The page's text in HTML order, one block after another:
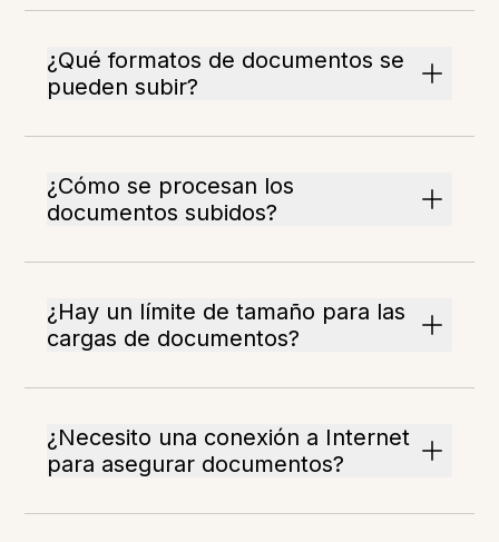
¿Qué formatos de documentos se
pueden subir?
¿Cómo se procesan los
documentos subidos?
¿Hay un límite de tamaño para las
cargas de documentos?
¿Necesito una conexión a Internet
para asegurar documentos?